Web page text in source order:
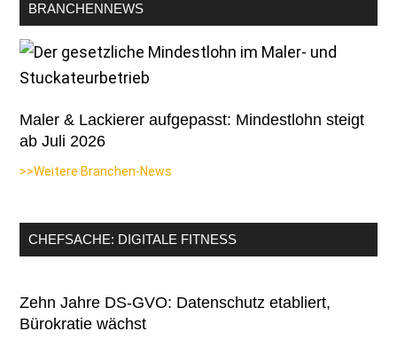
BRANCHENNEWS
Maler & Lackierer aufgepasst: Mindestlohn steigt
ab Juli 2026
>>Weitere Branchen-News
CHEFSACHE: DIGITALE FITNESS
Zehn Jahre DS-GVO: Datenschutz etabliert,
Bürokratie wächst